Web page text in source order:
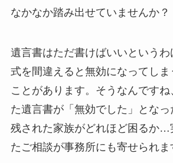
なかなか踏み出せていませんか？
遺言書はただ書けばいいという
式を間違えると無効になってしま
ことがあります。そうなんです
た遺言書が「無効でした」となっ
残された家族がどれほど困るか…
たご相談が事務所にも寄せられま